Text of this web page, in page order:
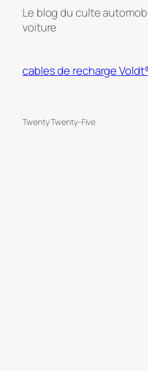
Le blog du culte
voiture
cables de recharge
Twenty Twenty-Five